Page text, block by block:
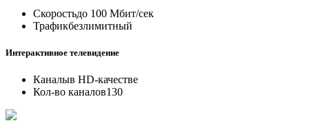
Скоростьдо 100 Мбит/сек
Трафикбезлимитный
Интерактивное телевидение
Каналыв HD-качестве
Кол-во каналов130